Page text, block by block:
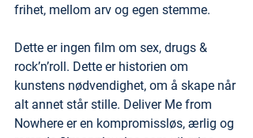
frihet, mellom arv og egen stemme.
Dette er ingen film om sex, drugs &
rock’n’roll. Dette er historien om
kunstens nødvendighet, om å skape når
alt annet står stille. Deliver Me from
Nowhere er en kompromissløs, ærlig og